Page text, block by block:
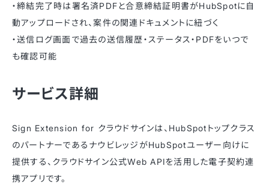
・締結完了時は署名済PDFと合意締結証明書がHubSpotに自
動アップロードされ、案件の関連ドキュメントに紐づく
・送信ログ画面で過去の送信履歴・ステータス・PDFをいつで
も確認可能
サービス詳細
Sign Extension for クラウドサインは、HubSpotトップクラス
のパートナーであるナウビレッジがHubSpotユーザー向けに
提供する、クラウドサイン公式Web APIを活用した電子契約連
携アプリです。